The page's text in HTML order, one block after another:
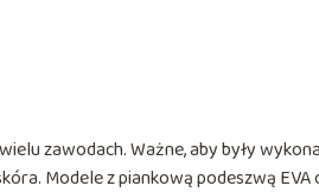
zawodach. Ważne, aby były
Modele z piankową podeszwą